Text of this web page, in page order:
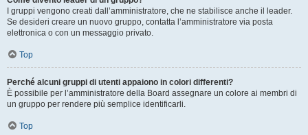
I gruppi vengono creati dall’amministratore, che ne stabilisce anche il leader.
Se desideri creare un nuovo gruppo, contatta l’amministratore via posta
elettronica o con un messaggio privato.
Top
Perché alcuni gruppi di utenti appaiono in colori differenti?
È possibile per l’amministratore della Board assegnare un colore ai membri di
un gruppo per rendere più semplice identificarli.
Top